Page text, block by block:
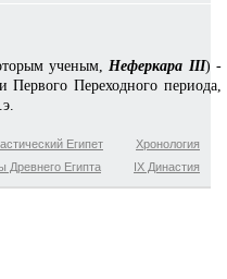
ученым, Неферкара III) -
Переходного периода,
Хронология
Египет
IX Династия
Древнего Египта